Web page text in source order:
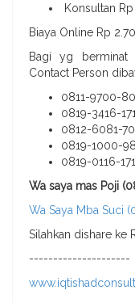
Konsultan
Biaya Online Rp
Bagi yg berminat
Contact Person
0811-9700-
0819-3416-
0812-6081-
0819-1000-
0819-0116-
Wa saya mas Poji
Wa Saya Mba Suci
Silahkan dishare ke
---------------------